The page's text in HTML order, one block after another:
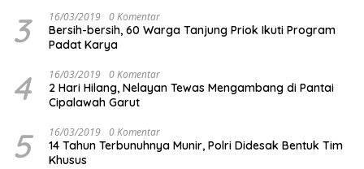
3 16/03/2019 0 Komentar
Bersih-bersih, 60 Warga Tanjung Priok Ikuti Program
Padat Karya
4 16/03/2019 0 Komentar
2 Hari Hilang, Nelayan Tewas Mengambang di Pantai
Cipalawah Garut
5 16/03/2019 0 Komentar
14 Tahun Terbunuhnya Munir, Polri Didesak Bentuk Tim
Khusus